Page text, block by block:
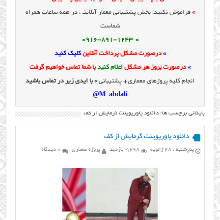
» فراموش نکنید! بخش پشتیبانی معمار آنلاینـ ، در همه ساعات همراه
شماست
» 0916-891-1243
» درصورت مشکل پرداخت آنلاینکلیک کنید
» درصورت بروز هر مشکل اعلام کنیدبا شما تماس خواهیم گرفت
انجام کلیه پروژهای معماری+ پشتیبانی» با ایدی زیر در تماس باشید
M_abdali@
بایگانی برچسب ها: دانلود پاورپوینت گرمایش از کف
دانلود پاورپوینت گرمایش از کف
پنج‌شنبه ، 28 ژانویه 2,698 بازدید پروژه معماری 0 دیدگاه